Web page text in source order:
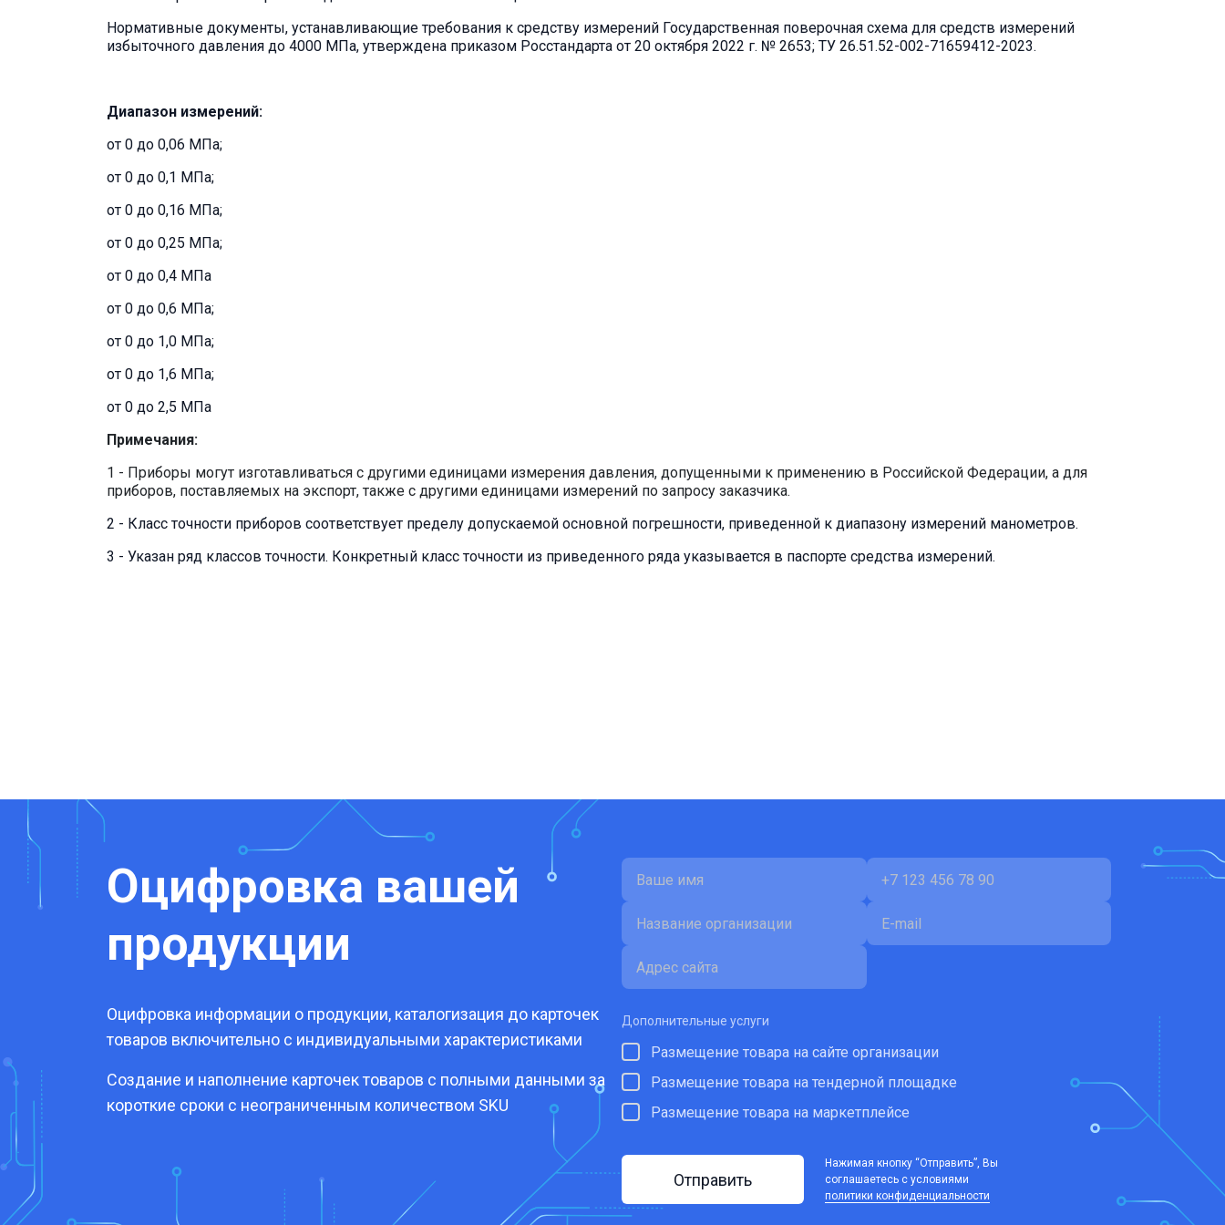
Нормативные документы, устанавливающие требования к средству измерений Государственная поверочная схема для средств измерений
избыточного давления до 4000 МПа, утверждена приказом Росстандарта от 20 октября 2022 г. № 2653; ТУ 26.51.52-002-71659412-2023.
Диапазон измерений:
от 0 до 0,06 МПа;
от 0 до 0,1 МПа;
от 0 до 0,16 МПа;
от 0 до 0,25 МПа;
от 0 до 0,4 МПа
от 0 до 0,6 МПа;
от 0 до 1,0 МПа;
от 0 до 1,6 МПа;
от 0 до 2,5 МПа
Примечания:
1 - Приборы могут изготавливаться с другими единицами измерения давления, допущенными к применению в Российской Федерации, а для
приборов, поставляемых на экспорт, также с другими единицами измерений по запросу заказчика.
2 - Класс точности приборов соответствует пределу допускаемой основной погрешности, приведенной к диапазону измерений манометров.
3 - Указан ряд классов точности. Конкретный класс точности из приведенного ряда указывается в паспорте средства измерений.
Оцифровка вашей
продукции
Оцифровка информации о продукции, каталогизация до карточек
товаров включительно с индивидуальными характеристиками
Создание и наполнение карточек товаров с полными данными за
короткие сроки с неограниченным количеством SKU
Дополнительные услуги
Размещение товара на сайте организации
Размещение товара на тендерной площадке
Размещение товара на маркетплейсе
Отправить
Нажимая кнопку “Отправить”, Вы
соглашаетесь c условиями
политики конфиденциальности